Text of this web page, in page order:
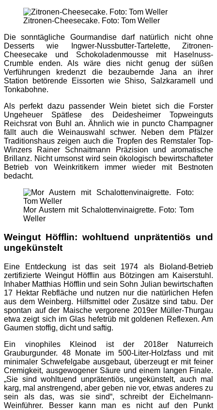
Zitronen-Cheesecake. Foto: Tom Weller
Die sonntägliche Gourmandise darf natürlich nicht ohne
Desserts wie Ingwer-Nussbutter-Tartelette, Zitronen-
Cheesecake und Schokoladenmousse mit Haselnuss-
Crumble enden. Als wäre dies nicht genug der süßen
Verführungen kredenzt die bezaubernde Jana an ihrer
Station betörende Eissorten wie Shiso, Salzkaramell und
Tonkabohne.
Als perfekt dazu passender Wein bietet sich die Forster
Ungeheuer Spätlese des Deidesheimer Topweinguts
Reichsrat von Buhl an. Ähnlich wie in puncto Champagner
fällt auch die Weinauswahl schwer. Neben dem Pfälzer
Traditionshaus zeigen auch die Tropfen des Remstaler Top-
Winzers Rainer Schnaitmann Präzision und aromatische
Brillanz. Nicht umsonst wird sein ökologisch bewirtschafteter
Betrieb von Weinkritikern immer wieder mit Bestnoten
bedacht.
Mor Austern mit Schalottenvinaigrette. Foto: Tom
Weller
Weingut Höfflin: wohltuend unprätentiös und
ungekünstelt
Eine Entdeckung ist das seit 1974 als Bioland-Betrieb
zertifizierte Weingut Höfflin aus Bötzingen am Kaiserstuhl.
Inhaber Matthias Höfflin und sein Sohn Julian bewirtschaften
17 Hektar Rebfläche und nutzen nur die natürlichen Hefen
aus dem Weinberg. Hilfsmittel oder Zusätze sind tabu. Der
spontan auf der Maische vergorene 2019er Müller-Thurgau
etwa zeigt sich im Glas hefetrüb mit goldenen Reflexen. Am
Gaumen stoffig, dicht und saftig.
Ein vinophiles Kleinod ist der 2018er Naturreich
Grauburgunder. 48 Monate im 500-Liter-Holzfass und mit
minimaler Schwefelgabe ausgebaut, überzeugt er mit feiner
Cremigkeit, ausgewogener Säure und einem langen Finale.
„Sie sind wohltuend unprätentiös, ungekünstelt, auch mal
karg, mal anstrengend, aber geben nie vor, etwas anderes zu
sein als das, was sie sind“, schreibt der Eichelmann-
Weinführer. Besser kann man es nicht auf den Punkt